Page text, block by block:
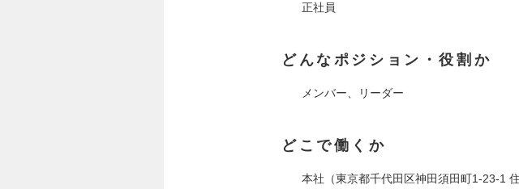
正社員
どんなポジション・役割か
メンバー、リーダー
どこで働くか
本社（東京都千代田区神田須田町1-23-1